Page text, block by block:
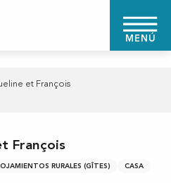
MENÚ
et François
François
RURALES (GÎTES) CASA